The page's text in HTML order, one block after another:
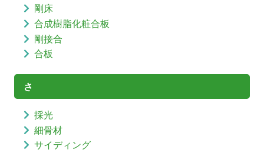
剛床
合成樹脂化粧合板
剛接合
合板
さ
採光
細骨材
サイディング